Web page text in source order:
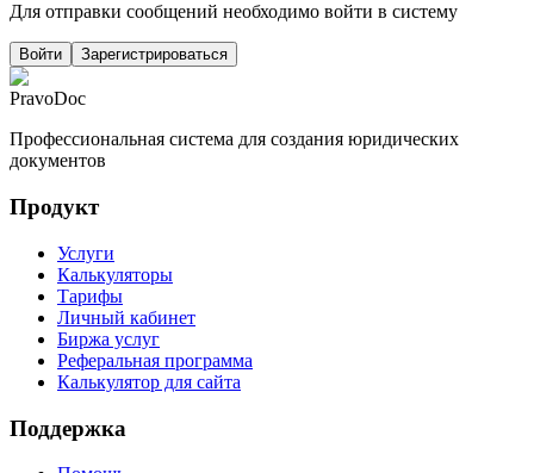
Для отправки сообщений необходимо войти в систему
Войти Зарегистрироваться
PravoDoc
Профессиональная система для создания юридических
документов
Продукт
Услуги
Калькуляторы
Тарифы
Личный кабинет
Биржа услуг
Реферальная программа
Калькулятор для сайта
Поддержка